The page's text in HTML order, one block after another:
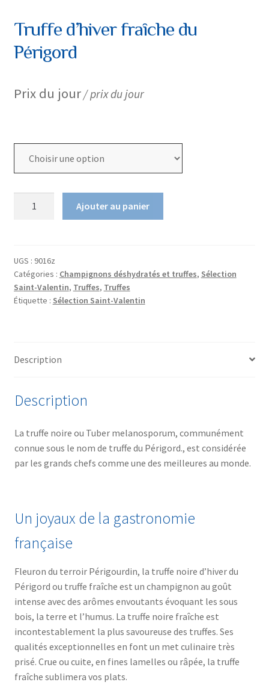
Truffe d’hiver fraîche du
Périgord
Prix du jour/ prix du jour
fraîche
du
Périgord
Ajouter au panier
UGS : 9016z
Catégories : Champignons déshydratés et truffes, Sélection
Saint-Valentin, Truffes, Truffes
Étiquette : Sélection Saint-Valentin
Description
Description
La truffe noire ou Tuber melanosporum, communément
connue sous le nom de truffe du Périgord., est considérée
par les grands chefs comme une des meilleures au monde.
Un joyaux de la gastronomie
française
Fleuron du terroir Périgourdin, la truffe noire d’hiver du
Périgord ou truffe fraîche est un champignon au goût
intense avec des arômes envoutants évoquant les sous
bois, la terre et l’humus. La truffe noire fraîche est
incontestablement la plus savoureuse des truffes. Ses
qualités exceptionnelles en font un met culinaire très
prisé. Crue ou cuite, en fines lamelles ou râpée, la truffe
fraîche sublimera vos plats.